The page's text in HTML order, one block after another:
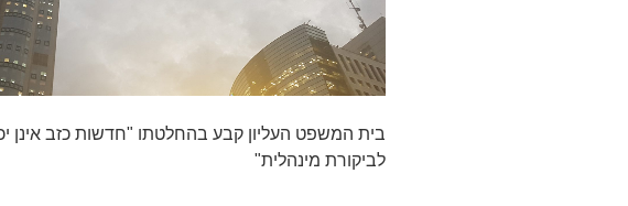
בית המשפט העליון קבע בהחלטתו "חדשות כזב אינן
לביקורת מינהלית"